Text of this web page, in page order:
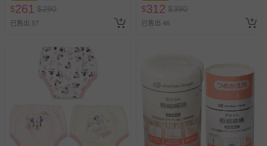
$261 $290
已售出 57
$312 $390
已售出 46